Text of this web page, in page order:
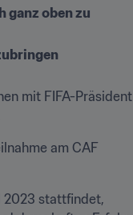
ganz oben zu
mit FIFA-Präsident
am CAF
2023 stattfindet,